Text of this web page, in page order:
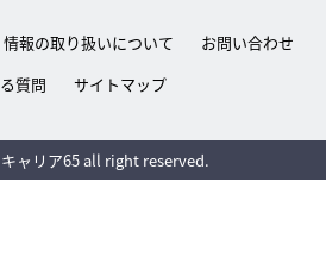
情報の取り扱いについて
お問い合わせ
質問
サイトマップ
ャリア65 all right reserved.